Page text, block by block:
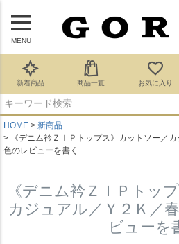
MENU
新着商品 商品一覧 お気に入り
HOME
新商品
《デニム衿ＺＩＰトップス》カットソー／
色のレビューを書く
《デニム衿ＺＩＰトッ
カジュアル／Ｙ２Ｋ／
ビューを